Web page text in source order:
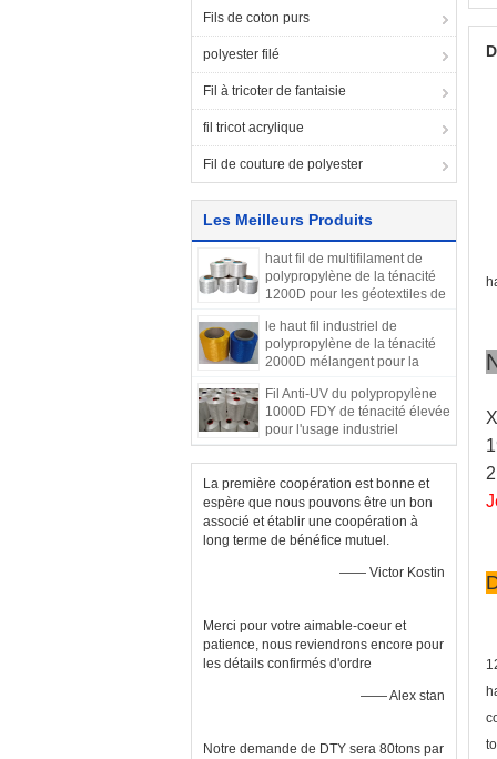
Fils de coton purs
polyester filé
Fil à tricoter de fantaisie
fil tricot acrylique
Fil de couture de polyester
Les Meilleurs Produits
haut fil de multifilament de
polypropylène de la ténacité
1200D pour les géotextiles de
le haut fil industriel de
polypropylène de la ténacité
2000D mélangent pour la
Fil Anti-UV du polypropylène
1000D FDY de ténacité élevée
pour l'usage industriel
La première coopération est bonne et
espère que nous pouvons être un bon
associé et établir une coopération à
long terme de bénéfice mutuel.
—— Victor Kostin
Merci pour votre aimable-coeur et
patience, nous reviendrons encore pour
les détails confirmés d'ordre
—— Alex stan
Notre demande de DTY sera 80tons par